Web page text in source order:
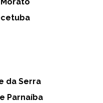
Morato
da Serra
Parnaíba